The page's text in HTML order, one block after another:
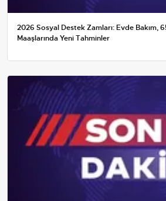
2026 Sosyal Destek Zamları: Evde Bakım,
Maaşlarında Yeni Tahminler